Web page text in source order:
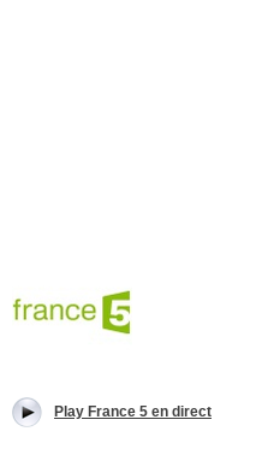
Play France 5 en direct